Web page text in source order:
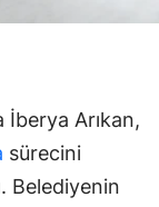
İberya Arıkan,
sürecini
Belediyenin